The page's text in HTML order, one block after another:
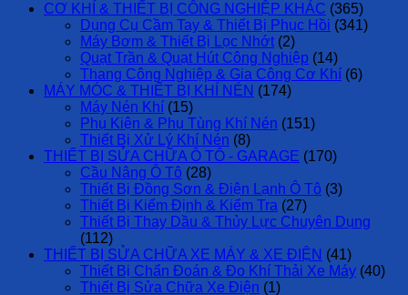
CƠ KHÍ & THIẾT BỊ CÔNG NGHIỆP KHÁC (365)
Dụng Cụ Cầm Tay & Thiết Bị Phục Hồi (341)
Máy Bơm & Thiết Bị Lọc Nhớt (2)
Quạt Trần & Quạt Hút Công Nghiệp (14)
Thang Công Nghiệp & Gia Công Cơ Khí (6)
MÁY MÓC & THIẾT BỊ KHÍ NÉN (174)
Máy Nén Khí (15)
Phụ Kiện & Phụ Tùng Khí Nén (151)
Thiết Bị Xử Lý Khí Nén (8)
THIẾT BỊ SỬA CHỮA Ô TÔ - GARAGE (170)
Cầu Nâng Ô Tô (28)
Thiết Bị Đồng Sơn & Điện Lạnh Ô Tô (3)
Thiết Bị Kiểm Định & Kiểm Tra (27)
Thiết Bị Thay Dầu & Thủy Lực Chuyên Dụng
(112)
THIẾT BỊ SỬA CHỮA XE MÁY & XE ĐIỆN (41)
Thiết Bị Chẩn Đoán & Đo Khí Thải Xe Máy (40)
Thiết Bị Sửa Chữa Xe Điện (1)